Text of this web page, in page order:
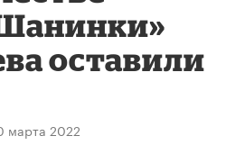
оставили
марта 2022